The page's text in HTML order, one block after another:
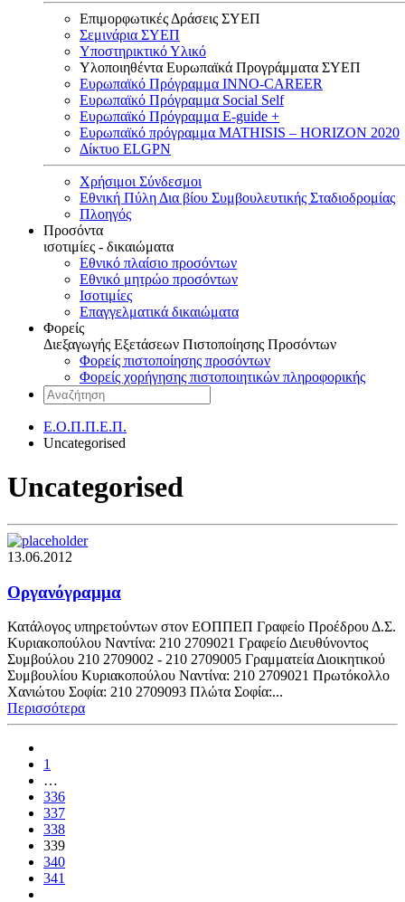
Επιμορφωτικές Δράσεις ΣΥΕΠ
Σεμινάρια ΣΥΕΠ
Υποστηρικτικό Υλικό
Υλοποιηθέντα Ευρωπαϊκά Προγράμματα ΣΥΕΠ
Ευρωπαϊκό Πρόγραμμα INNO-CAREER
Ευρωπαϊκό Πρόγραμμα Social Self
Ευρωπαϊκό Πρόγραμμα E-guide +
Ευρωπαϊκό πρόγραμμα MATHISIS – HORIZON 2020
Δίκτυο ELGPN
Χρήσιμοι Σύνδεσμοι
Εθνική Πύλη Δια βίου Συμβουλευτικής Σταδιοδρομίας
Πλοηγός
Προσόντα
ισοτιμίες - δικαιώματα
Εθνικό πλαίσιο προσόντων
Εθνικό μητρώο προσόντων
Ισοτιμίες
Επαγγελματικά δικαιώματα
Φορείς
Διεξαγωγής Εξετάσεων Πιστοποίησης Προσόντων
Φορείς πιστοποίησης προσόντων
Φορείς χορήγησης πιστοποιητικών πληροφορικής
Ε.Ο.Π.Π.Ε.Π.
Uncategorised
Uncategorised
13.06.2012
Οργανόγραμμα
Κατάλογος υπηρετούντων στον ΕΟΠΠΕΠ Γραφείο Προέδρου Δ.Σ.
Κυριακοπούλου Ναντίνα: 210 2709021 Γραφείο Διευθύνοντος
Συμβούλου 210 2709002 - 210 2709005 Γραμματεία Διοικητικού
Συμβουλίου Κυριακοπούλου Ναντίνα: 210 2709021 Πρωτόκολλο
Χανιώτου Σοφία: 210 2709093 Πλώτα Σοφία:...
Περισσότερα
1
…
336
337
338
339
340
341